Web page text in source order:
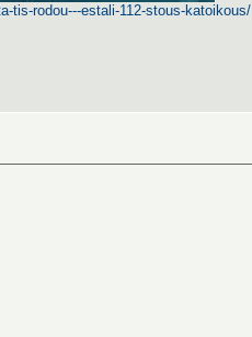
tis-rodou---estali-112-stous-katoikous/